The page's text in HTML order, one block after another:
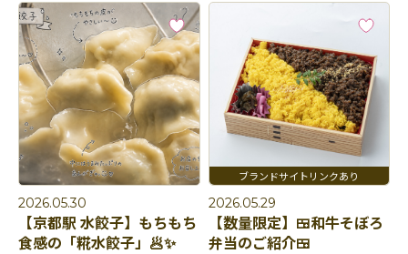
2026.05.30
【京都駅 水餃子】もちもち
食感の「糀水餃子」🥟✨
2026.05.29
【数量限定】🍱和牛そぼろ
弁当のご紹介🍱